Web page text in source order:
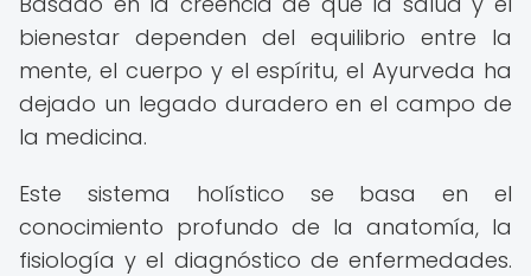
bienestar dependen del equilibrio entre la
mente, el cuerpo y el espíritu, el Ayurveda ha
dejado un legado duradero en el campo de
la medicina.
Este sistema holístico se basa en el
conocimiento profundo de la anatomía, la
fisiología y el diagnóstico de enfermedades.